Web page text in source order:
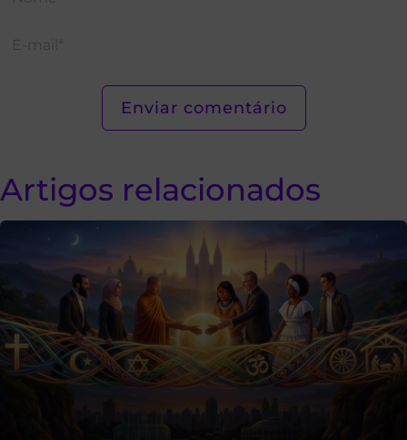
Artigos relacionados